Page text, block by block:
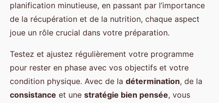
planification minutieuse, en passant par l’importance
de la récupération et de la nutrition, chaque aspect
joue un rôle crucial dans votre préparation.
Testez et ajustez régulièrement votre programme
pour rester en phase avec vos objectifs et votre
condition physique. Avec de la détermination, de la
consistance et une stratégie bien pensée, vous